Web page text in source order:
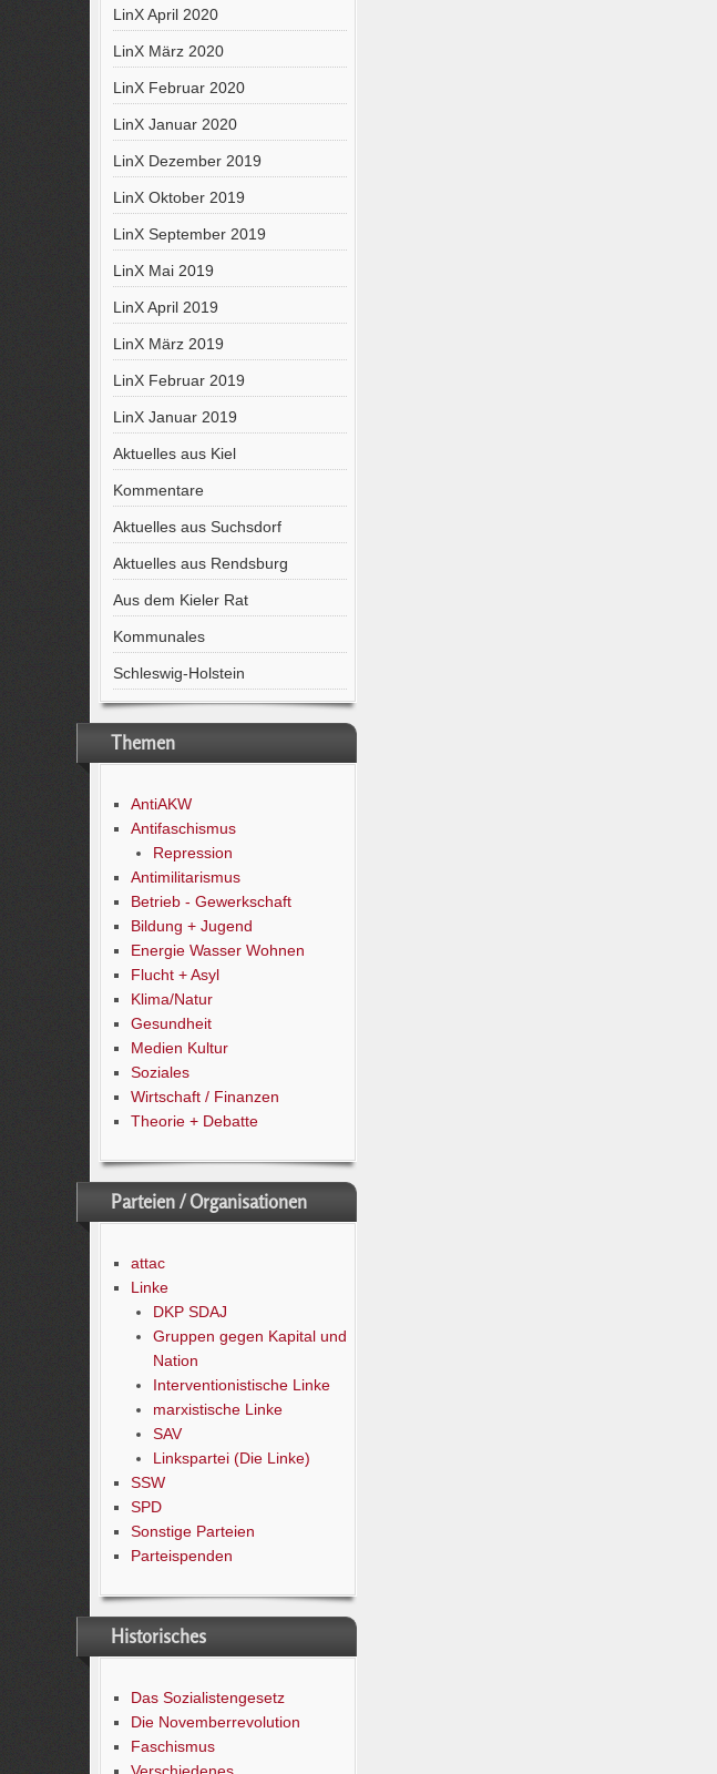
LinX April 2020
LinX März 2020
LinX Februar 2020
LinX Januar 2020
LinX Dezember 2019
LinX Oktober 2019
LinX September 2019
LinX Mai 2019
LinX April 2019
LinX März 2019
LinX Februar 2019
LinX Januar 2019
Aktuelles aus Kiel
Kommentare
Aktuelles aus Suchsdorf
Aktuelles aus Rendsburg
Aus dem Kieler Rat
Kommunales
Schleswig-Holstein
Themen
AntiAKW
Antifaschismus
Repression
Antimilitarismus
Betrieb - Gewerkschaft
Bildung + Jugend
Energie Wasser Wohnen
Flucht + Asyl
Klima/Natur
Gesundheit
Medien Kultur
Soziales
Wirtschaft / Finanzen
Theorie + Debatte
Parteien / Organisationen
attac
Linke
DKP SDAJ
Gruppen gegen Kapital und
Nation
Interventionistische Linke
marxistische Linke
SAV
Linkspartei (Die Linke)
SSW
SPD
Sonstige Parteien
Parteispenden
Historisches
Das Sozialistengesetz
Die Novemberrevolution
Faschismus